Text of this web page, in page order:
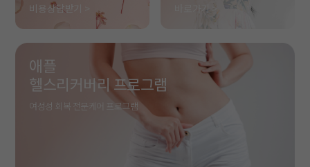
비용상담받기 > 바로가기 >
애플
헬스리커버리 프로그램
여성성 회복 전문케어 프로그램